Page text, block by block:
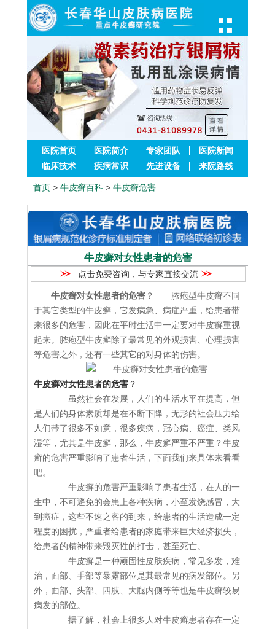
医院首页 医院简介 专家团队
医院新闻
临床技术
疾病常识 先进设备 来院路线
首页 > 牛皮癣百科 > 牛皮癣危害
牛皮癣对女性患者的危害
点击免费咨询，与专家直接交流
牛皮癣对女性患者的危害 ？ 脓疱型牛皮癣不同
于其它类型的牛皮癣，它发病急、病症严重，给患者带
来很多的危害，因此在平时生活中一定要对牛皮癣重视
起来。脓疱型牛皮癣除了最常见的外观损害、心理损害
等危害之外，还有一些其它的对身体的伤害。
牛皮癣对女性患者的危害 ？
虽然社会在发展，人们的生活水平在提高，但
是人们的身体素质却是在不断下降，无形的社会压力给
人们带了很多不如意，很多疾病，冠心病、癌症、类风
湿等，尤其是牛皮癣，那么，牛皮癣严重不严重？牛皮
癣的危害严重影响了患者生活，下面我们来具体来看看
吧。
牛皮癣的危害严重影响了患者生活，在人的一
生中，不可避免的会患上各种疾病，小至发烧感冒，大
到癌症，这些不速之客的到来，给患者的生活造成一定
程度的困扰，严重者给患者的家庭带来巨大经济损失，
给患者的精神带来毁灭性的打击，甚至死亡。
牛皮癣是一种顽固性皮肤疾病，常见多发，难
治，面部、手部等暴露部位是其最常见的病发部位。另
外，面部、头部、四肢、大腿内侧等等也是牛皮癣较易
病发的部位。
据了解，社会上很多人对牛皮癣患者存在一定